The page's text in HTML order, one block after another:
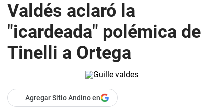
Valdés aclaró la
"icardeada" polémica de
Tinelli a Ortega
Agregar Sitio Andino en